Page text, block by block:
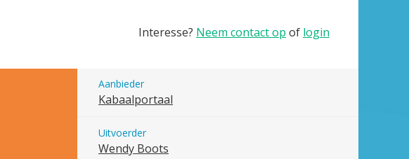
Interesse? Neem contact op of login
Aanbieder
Kabaalportaal
Uitvoerder
Wendy Boots